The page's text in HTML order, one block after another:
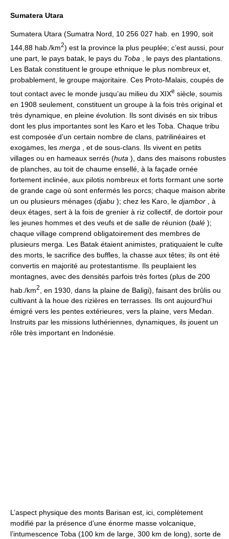
Sumatera Utara
Sumatera Utara (Sumatra Nord, 10 256 027 hab. en 1990, soit
144,88 hab./km2) est la province la plus peuplée; c’est aussi, pour
une part, le pays batak, le pays du Toba , le pays des plantations.
Les Batak constituent le groupe ethnique le plus nombreux et,
probablement, le groupe majoritaire. Ces Proto-Malais, coupés de
tout contact avec le monde jusqu’au milieu du XIXe siècle, soumis
en 1908 seulement, constituent un groupe à la fois très original et
très dynamique, en pleine évolution. Ils sont divisés en six tribus
dont les plus importantes sont les Karo et les Toba. Chaque tribu
est composée d’un certain nombre de clans, patrilinéaires et
exogames, les merga , et de sous-clans. Ils vivent en petits
villages ou en hameaux serrés (huta ), dans des maisons robustes
de planches, au toit de chaume ensellé, à la façade ornée
fortement inclinée, aux pilotis nombreux et forts formant une sorte
de grande cage où sont enfermés les porcs; chaque maison abrite
un ou plusieurs ménages (djabu ); chez les Karo, le djambor , à
deux étages, sert à la fois de grenier à riz collectif, de dortoir pour
les jeunes hommes et des veufs et de salle de réunion (balé );
chaque village comprend obligatoirement des membres de
plusieurs merga. Les Batak étaient animistes, pratiquaient le culte
des morts, le sacrifice des buffles, la chasse aux têtes; ils ont été
convertis en majorité au protestantisme. Ils peuplaient les
montagnes, avec des densités parfois très fortes (plus de 200
hab./km2
, en 1930, dans la plaine de Baligi), faisant des brûlis ou
cultivant à la houe des rizières en terrasses. Ils ont aujourd’hui
émigré vers les pentes extérieures, vers la plaine, vers Medan.
Instruits par les missions luthériennes, dynamiques, ils jouent un
rôle très important en Indonésie.
L’aspect physique des monts Barisan est, ici, complètement
modifié par la présence d’une énorme masse volcanique,
l’intumescence Toba (100 km de large, 300 km de long), sorte de